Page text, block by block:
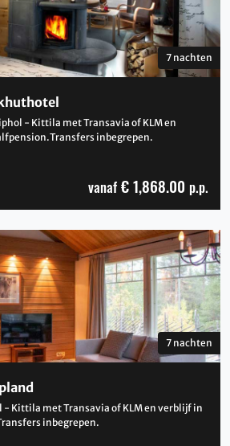
- Kittila met Transavia of KLM en
inbegrepen.
7 nachten
vanaf € 1,868.00 p.p.
- Kittila met Transavia of KLM en verblijf in
inbegrepen.
7 nachten